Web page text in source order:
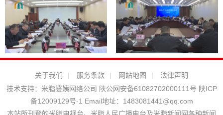
关于我们 | 服务条款 | 网站地图 |
法律声明
技术支持： 米脂婆姨网络公司 陕公网安备61082702000111号 陕ICP
备12009129号-1 Email地址： 1483081441@qq.com